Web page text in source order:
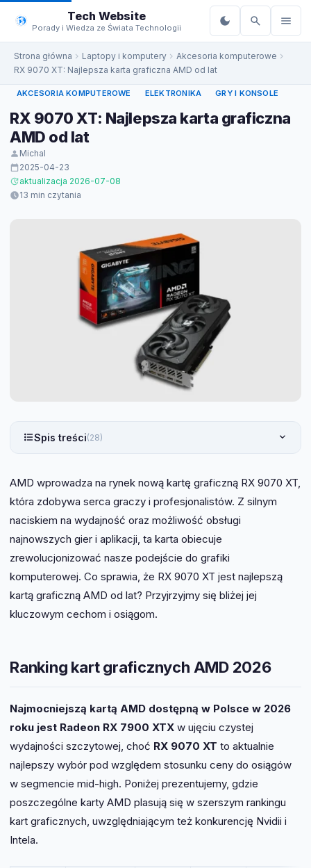
do
treści
Tech Website
Porady i Wiedza ze Świata Technologii
Strona główna Laptopy i komputery
Akcesoria komputerowe
RX 9070 XT: Najlepsza karta graficzna AMD od lat
AKCESORIA KOMPUTEROWE ELEKTRONIKA GRY I KONSOLE
RX 9070 XT: Najlepsza karta graficzna
AMD od lat
Michal
2025-04-23
aktualizacja 2026-07-08
13 min czytania
Spis treści(28)
AMD wprowadza na rynek nową kartę graficzną RX 9070 XT,
która zdobywa serca graczy i profesjonalistów. Z silnym
naciskiem na wydajność oraz możliwość obsługi
najnowszych gier i aplikacji, ta karta obiecuje
zrewolucjonizować nasze podejście do grafiki
komputerowej. Co sprawia, że RX 9070 XT jest najlepszą
kartą graficzną AMD od lat? Przyjrzyjmy się bliżej jej
kluczowym cechom i osiągom.
Ranking kart graficznych AMD 2026
Najmocniejszą kartą AMD dostępną w Polsce w 2026
roku jest Radeon RX 7900 XTX w ujęciu czystej
wydajności szczytowej, choć RX 9070 XT to aktualnie
najlepszy wybór pod względem stosunku ceny do osiągów
w segmencie mid-high. Poniżej prezentujemy, gdzie
poszczególne karty AMD plasują się w szerszym rankingu
kart graficznych, uwzględniającym też konkurencję Nvidii i
Intela.